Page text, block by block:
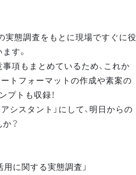
実態調査をもとに現場ですぐに役
す。
項もまとめているため、これか
トフォーマットの作成や素案の
プトも収録！
シスタント」にして、明日からの
？
用に関する実態調査」